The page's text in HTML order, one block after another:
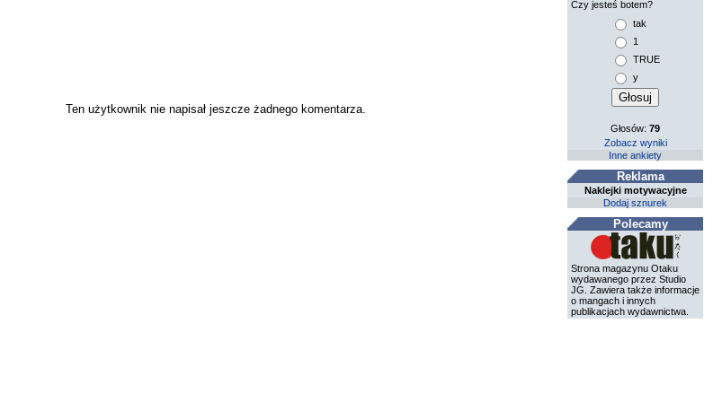
Ten użytkownik nie napisał jeszcze żadnego komentarza.
Czy jesteś botem?
tak
1
TRUE
y
Głosów:79
Zobacz wyniki
Inne ankiety
Reklama
Naklejki motywacyjne
Dodaj sznurek
Polecamy
Strona magazynu Otaku
wydawanego przez Studio
JG. Zawiera także informacje
o mangach i innych
publikacjach wydawnictwa.